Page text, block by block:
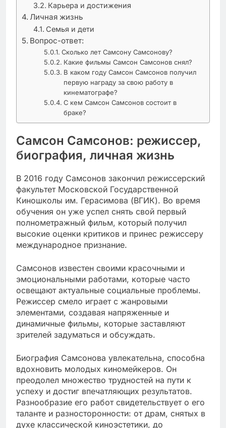
Карьера и достижения
Личная жизнь
Семья и дети
Вопрос-ответ:
Сколько лет Самсону Самсонову?
Какие фильмы Самсон Самсонов снял?
В каком году Самсон Самсонов получил
первую награду за свою работу в
кинематографе?
С кем Самсон Самсонов состоит в
браке?
Самсон Самсонов: режиссер,
биография, личная жизнь
В 2016 году Самсонов закончил режиссерский
факультет Московской Государственной
Киношколы им. Герасимова (ВГИК). Во время
обучения он уже успел снять свой первый
полнометражный фильм, который получил
высокие оценки критиков и принес режиссеру
международное признание.
Самсонов известен своими красочными и
эмоциональными работами, которые часто
освещают актуальные социальные проблемы.
Режиссер смело играет с жанровыми
элементами, создавая напряженные и
динамичные фильмы, которые заставляют
зрителей задуматься и обсуждать.
Биография Самсонова увлекательна, способна
вдохновить молодых киномейкеров. Он
преодолел множество трудностей на пути к
успеху и достиг впечатляющих результатов.
Разнообразие его работ свидетельствует о его
таланте и разносторонности: от драм, снятых в
духе классической киноэстетики, до